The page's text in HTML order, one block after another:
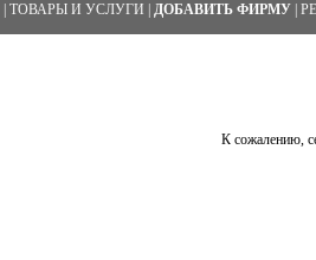
ТОВАРЫ И УСЛУГИ ДОБАВИТЬ ФИРМУ
К сожалению,